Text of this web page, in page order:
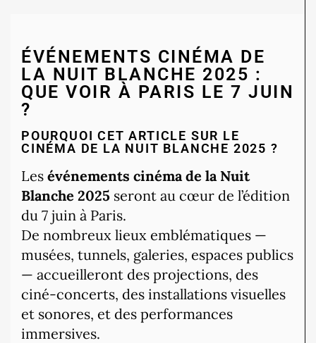
ÉVÉNEMENTS CINÉMA DE
LA NUIT BLANCHE 2025 :
QUE VOIR À PARIS LE 7 JUIN
?
POURQUOI CET ARTICLE SUR LE
CINÉMA DE LA NUIT BLANCHE 2025 ?
Les événements cinéma de la Nuit
Blanche 2025 seront au cœur de l’édition
du 7 juin à Paris.
De nombreux lieux emblématiques —
musées, tunnels, galeries, espaces publics
— accueilleront des projections, des
ciné-concerts, des installations visuelles
et sonores, et des performances
immersives.